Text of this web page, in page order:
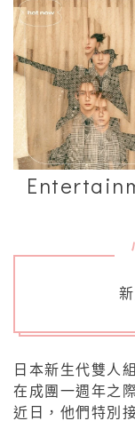
日本新生代雙人
在成團一週年之
近日，他們特別